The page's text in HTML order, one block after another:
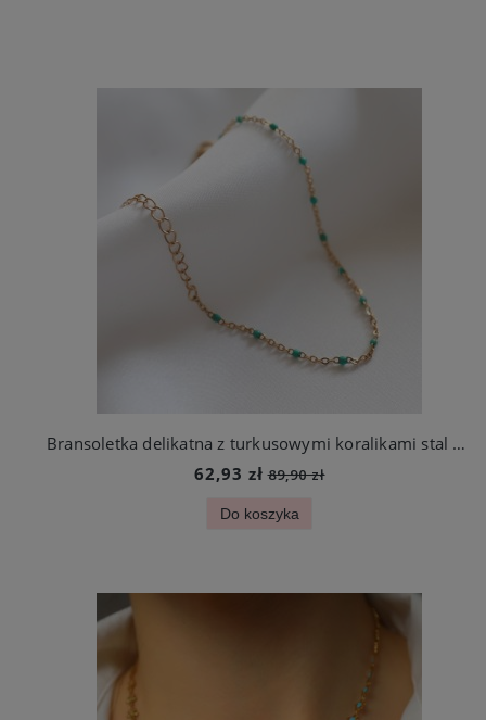
Bransoletka delikatna z turkusowymi koralikami stal szlachetna
62,93 zł 89,90 zł
Do koszyka